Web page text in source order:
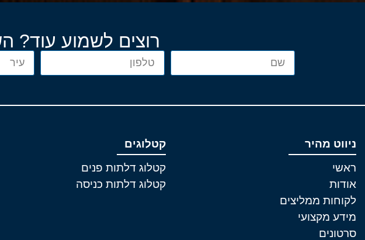
רוצים לשמוע עוד?
ניווט מהיר
ראשי
אודות
לקוחות ממליצים
מידע מקצועי
סרטונים
קטלוגים
קטלוג דלתות פנים
קטלוג דלתות כניסה